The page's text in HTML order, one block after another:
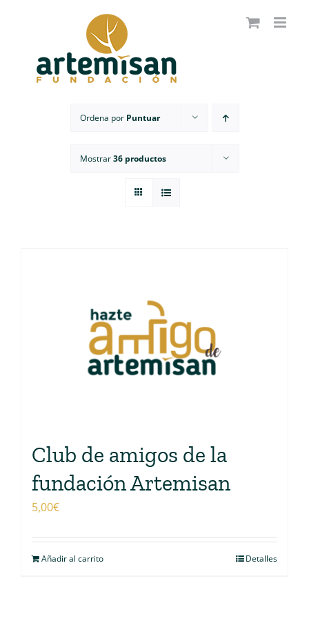
Ordena por Puntuar
Mostrar36 productos
Club de amigos de la
fundación Artemisan
5,00€
Añadir al carrito Detalles